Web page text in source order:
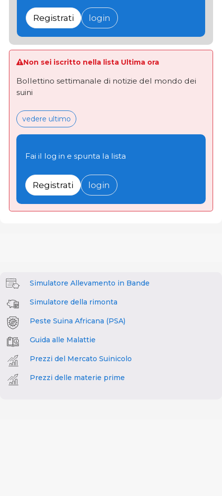
Registrati login
Non sei iscritto nella lista Ultima ora
Bollettino settimanale di notizie del mondo dei
suini
vedere ultimo
Fai il log in e spunta la lista
Registrati login
Simulatore Allevamento in Bande
Simulatore della rimonta
Peste Suina Africana (PSA)
Guida alle Malattie
Prezzi del Mercato Suinicolo
Prezzi delle materie prime